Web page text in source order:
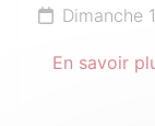
Dimanche
En savoir